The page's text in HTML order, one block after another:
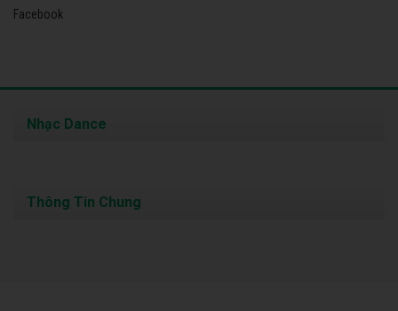
Facebook
Nhạc Dance
Thông Tin Chung